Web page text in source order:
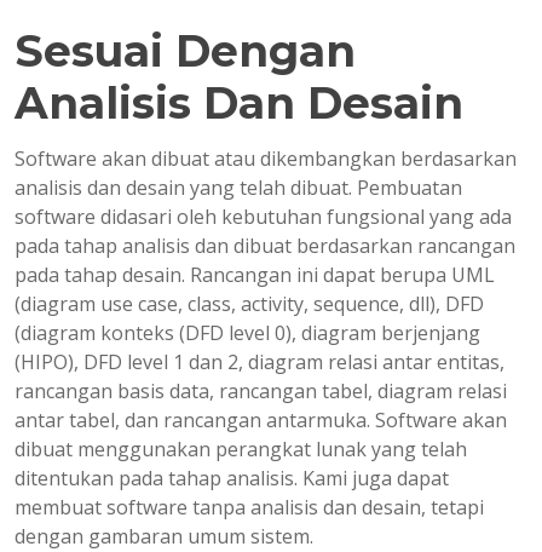
Sesuai Dengan
Analisis Dan Desain
Software akan dibuat atau dikembangkan berdasarkan
analisis dan desain yang telah dibuat. Pembuatan
software didasari oleh kebutuhan fungsional yang ada
pada tahap analisis dan dibuat berdasarkan rancangan
pada tahap desain. Rancangan ini dapat berupa UML
(diagram use case, class, activity, sequence, dll), DFD
(diagram konteks (DFD level 0), diagram berjenjang
(HIPO), DFD level 1 dan 2, diagram relasi antar entitas,
rancangan basis data, rancangan tabel, diagram relasi
antar tabel, dan rancangan antarmuka. Software akan
dibuat menggunakan perangkat lunak yang telah
ditentukan pada tahap analisis. Kami juga dapat
membuat software tanpa analisis dan desain, tetapi
dengan gambaran umum sistem.